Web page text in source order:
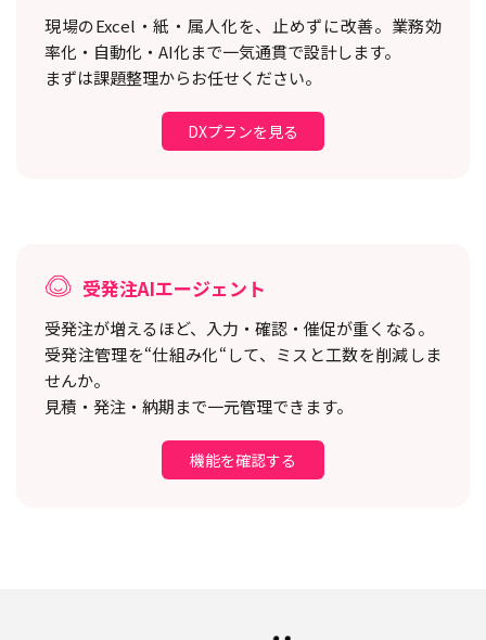
現場のExcel・紙・属人化を、止めずに改善。 業務効
率化・自動化・AI化まで一気通貫で設計します。
まずは課題整理からお任せください。
DXプランを見る
受発注AIエージェント
受発注が増えるほど、入力・確認・催促が重くなる。
受発注管理を“仕組み化“して、ミスと工数を削減しま
せんか。
見積・発注・納期まで一元管理できます。
機能を確認する